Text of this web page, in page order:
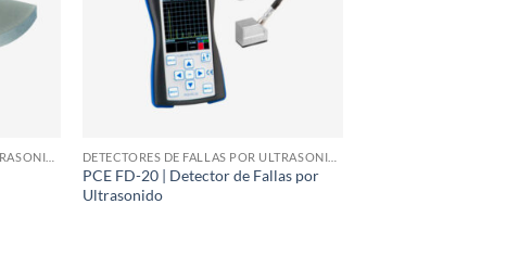
PCE FD-20 | Detector de Fallas por
Ultrasonido